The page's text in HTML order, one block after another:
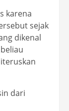
karena
sejak
dikenal
dari